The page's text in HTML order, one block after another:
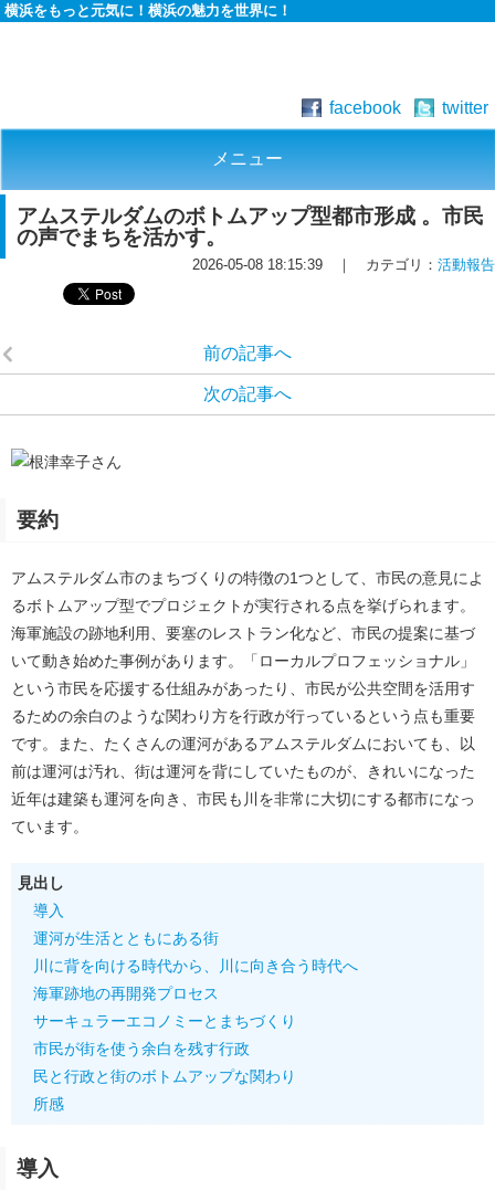
横浜をもっと元気に！横浜の魅力を世界に！
facebook twitter
メニュー
アムステルダムのボトムアップ型都市形成 。市民
の声でまちを活かす。
2026-05-08 18:15:39 ｜ カテゴリ： 活動報告
前の記事へ
次の記事へ
要約
アムステルダム市のまちづくりの特徴の1つとして、市民の意見によ
るボトムアップ型でプロジェクトが実行される点を挙げられます。
海軍施設の跡地利用、要塞のレストラン化など、市民の提案に基づ
いて動き始めた事例があります。「ローカルプロフェッショナル」
という市民を応援する仕組みがあったり、市民が公共空間を活用す
るための余白のような関わり方を行政が行っているという点も重要
です。また、たくさんの運河があるアムステルダムにおいても、以
前は運河は汚れ、街は運河を背にしていたものが、きれいになった
近年は建築も運河を向き、市民も川を非常に大切にする都市になっ
ています。
見出し
導入
運河が生活とともにある街
川に背を向ける時代から、川に向き合う時代へ
海軍跡地の再開発プロセス
サーキュラーエコノミーとまちづくり
市民が街を使う余白を残す行政
民と行政と街のボトムアップな関わり
所感
導入